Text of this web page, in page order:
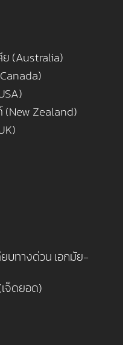
ย (Australia)
Zealand)
ยบทางด่วน เอกมัย-
จ็ดยอด)